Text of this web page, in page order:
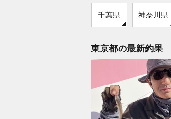
千葉県 神奈川県
東京都の最新釣果